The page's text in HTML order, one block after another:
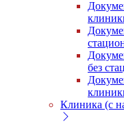
без
Клиника (с